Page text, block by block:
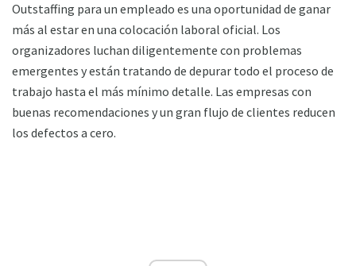
Outstaffing para un empleado es una oportunidad de ganar
más al estar en una colocación laboral oficial. Los
organizadores luchan diligentemente con problemas
emergentes y están tratando de depurar todo el proceso de
trabajo hasta el más mínimo detalle. Las empresas con
buenas recomendaciones y un gran flujo de clientes reducen
los defectos a cero.